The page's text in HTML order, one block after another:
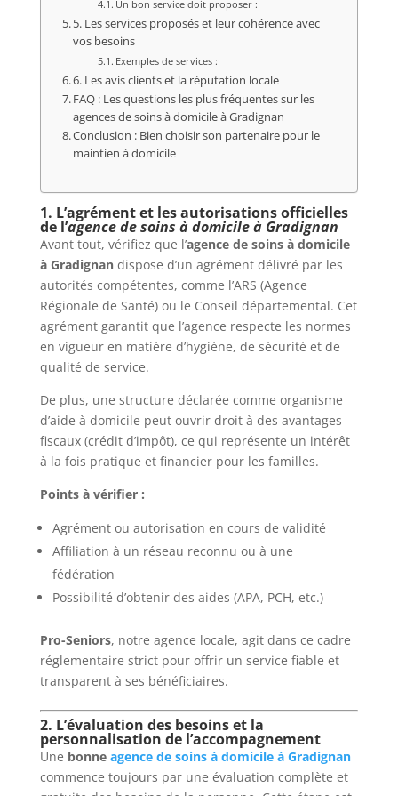
Un bon service doit proposer :
5. Les services proposés et leur cohérence avec
vos besoins
Exemples de services :
6. Les avis clients et la réputation locale
FAQ : Les questions les plus fréquentes sur les
agences de soins à domicile à Gradignan
Conclusion : Bien choisir son partenaire pour le
maintien à domicile
1. L’agrément et les autorisations officielles
de l’agence de soins à domicile à Gradignan
Avant tout, vérifiez que l’agence de soins à domicile
à Gradignandispose d’un agrément délivré par les
autorités compétentes, comme l’ARS (Agence
Régionale de Santé) ou le Conseil départemental. Cet
agrément garantit que l’agence respecte les normes
en vigueur en matière d’hygiène, de sécurité et de
qualité de service.
De plus, une structure déclarée comme organisme
d’aide à domicile peut ouvrir droit à des avantages
fiscaux (crédit d’impôt), ce qui représente un intérêt
à la fois pratique et financier pour les familles.
Points à vérifier :
Agrément ou autorisation en cours de validité
Affiliation à un réseau reconnu ou à une
fédération
Possibilité d’obtenir des aides (APA, PCH, etc.)
Pro-Seniors, notre agence locale, agit dans ce cadre
réglementaire strict pour offrir un service fiable et
transparent à ses bénéficiaires.
2. L’évaluation des besoins et la
personnalisation de l’accompagnement
Une bonne agence de soins à domicile à Gradignan
commence toujours par une évaluation complète et